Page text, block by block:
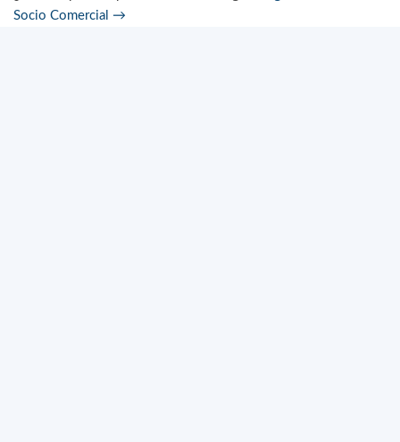
Socio Comercial →